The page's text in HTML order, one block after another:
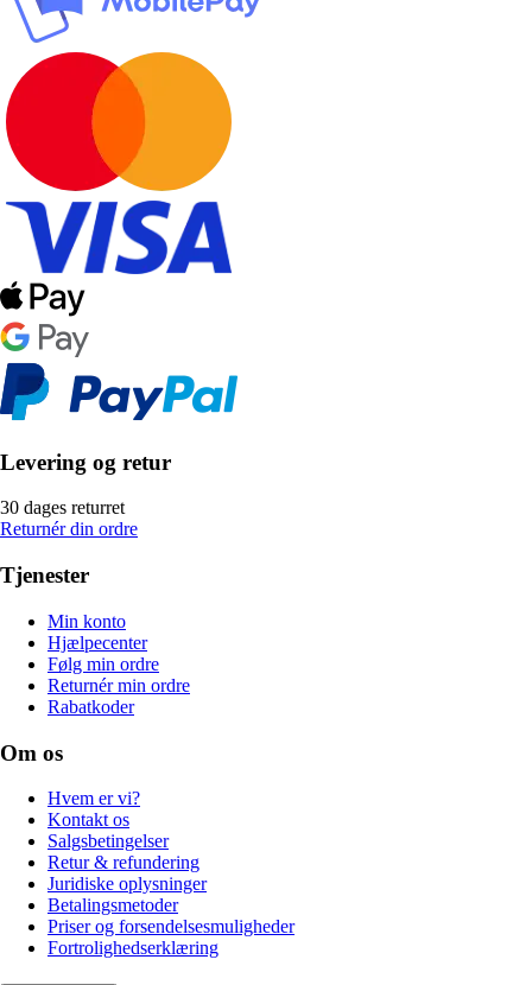
Levering og retur
30 dages returret
Returnér din ordre
Tjenester
Min konto
Hjælpecenter
Følg min ordre
Returnér min ordre
Rabatkoder
Om os
Hvem er vi?
Kontakt os
Salgsbetingelser
Retur & refundering
Juridiske oplysninger
Betalingsmetoder
Priser og forsendelsesmuligheder
Fortrolighedserklæring